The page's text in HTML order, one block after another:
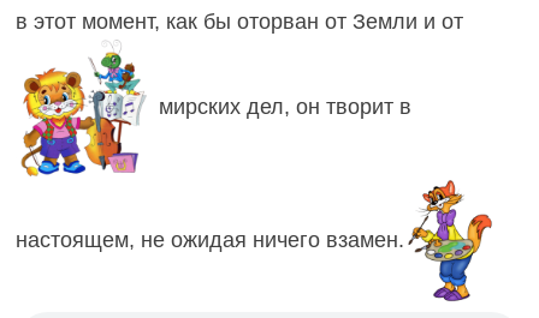
в этот момент, как бы оторван от Земли и от
мирских дел, он творит в
настоящем, не ожидая ничего взамен.